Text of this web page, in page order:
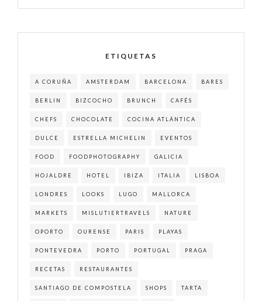
ETIQUETAS
A CORUÑA AMSTERDAM BARCELONA BARES
BERLIN BIZCOCHO BRUNCH CAFÉS
CHEFS CHOCOLATE COCINA ATLÁNTICA
DULCE ESTRELLA MICHELIN EVENTOS
FOOD FOODPHOTOGRAPHY GALICIA
HOJALDRE HOTEL IBIZA ITALIA LISBOA
LONDRES LOOKS LUGO MALLORCA
MARKETS MISLUTIERTRAVELS NATURE
OPORTO OURENSE PARIS PLAYAS
PONTEVEDRA PORTO PORTUGAL PRAGA
RECETAS RESTAURANTES
SANTIAGO DE COMPOSTELA SHOPS TARTA